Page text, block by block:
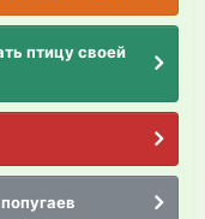
птицу своей